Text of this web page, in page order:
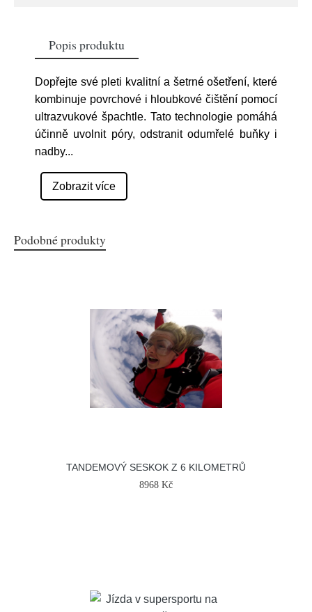
Popis produktu
Dopřejte své pleti kvalitní a šetrné ošetření, které
kombinuje povrchové i hloubkové čištění pomocí
ultrazvukové špachtle. Tato technologie pomáhá
účinně uvolnit póry, odstranit odumřelé buňky i
nadby...
Zobrazit více
Podobné produkty
TANDEMOVÝ SESKOK Z 6 KILOMETRŮ
8968 Kč